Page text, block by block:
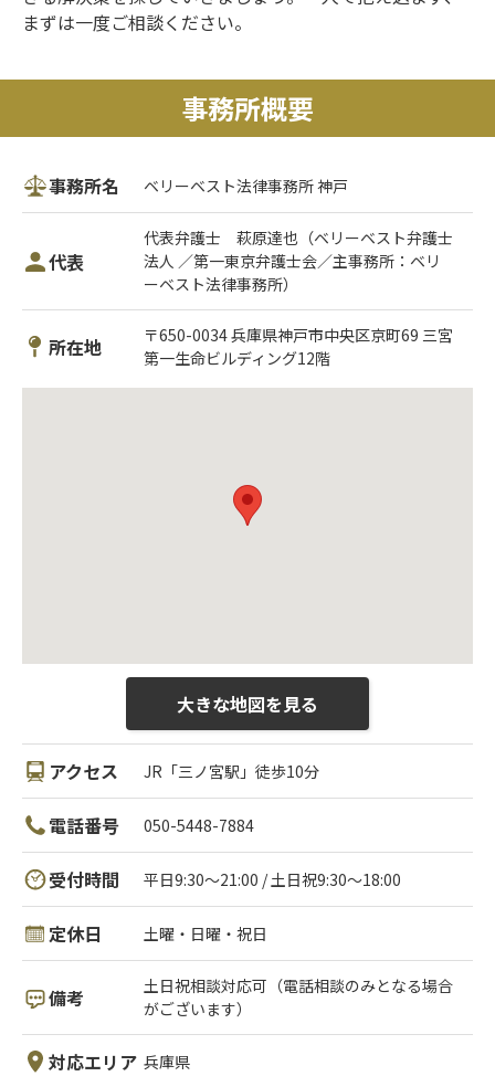
まずは一度ご相談ください。
事務所概要
事務所名 ベリーベスト法律事務所 神戸
代表
代表弁護士 萩原達也（ベリーベスト弁護士
法人 ／第一東京弁護士会／主事務所：ベリ
ーベスト法律事務所）
所在地
〒650-0034 兵庫県神戸市中央区京町69 三宮
第一生命ビルディング12階
大きな地図を見る
アクセス JR「三ノ宮駅」徒歩10分
電話番号 050-5448-7884
受付時間 平日9:30～21:00 / 土日祝9:30～18:00
定休日 土曜・日曜・祝日
備考
土日祝相談対応可（電話相談のみとなる場合
がございます）
対応エリア 兵庫県